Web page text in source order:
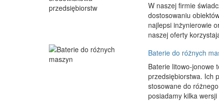
W naszej firmie
dostosowaniu
najlepsi inżynierowie
naszej oferty
Baterie do różnych
Baterie litowo-jonowe
przedsiębiorstwa. Ich
stosowane do
posiadamy kilka